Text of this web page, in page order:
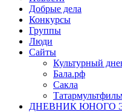
Добрые дела
Конкурсы
Группы
Люди
Сайты
Культурный
Бала.рф
Сакла
ДНЕВНИК ЮНОГО